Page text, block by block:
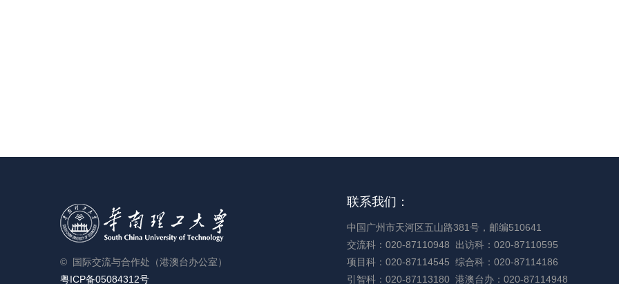
© 国际交流与合作处（港澳台办公室）
粤ICP备05084312号
联系我们：
中国广州市天河区五山路381号，邮编510641
交流科：020-87110948 出访科：020-87110595
项目科：020-87114545 综合科：020-87114186
引智科：020-87113180 港澳台办：020-87114948